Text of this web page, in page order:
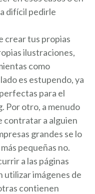
difícil pedirle
crear tus propias
ilustraciones,
como
es estupendo, ya
para el
Por otro, a menudo
contratar a alguien
grandes se lo
pequeñas no.
a las páginas
utilizar imágenes de
contienen